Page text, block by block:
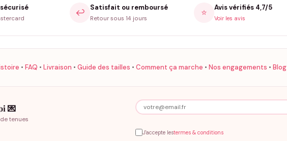
↩️ Satisfait ou remboursé
Retour sous 14 jours
⭐ Avis vérifiés 4,7/5
Voir les avis
• FAQ • Livraison • Guide des tailles • Comment ça marche • Nos engagements • Blog
💌
tenues
J'accepte lestermes & conditions